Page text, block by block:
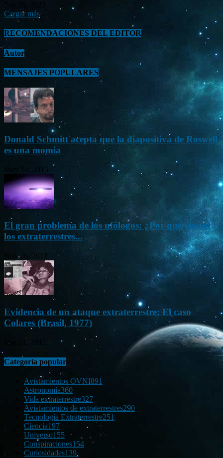
Sep 26, 2023
Cargar más
RECOMENDACIONES DEL EDITOR
Autor
MENSAJES POPULARES
Donald Schmitt acepta que la diapositiva de Roswell
es una momia
May 14, 2015
El gran problema de los ufólogos: ¿Por qué vienen
los extraterrestres...
Nov 26, 2012
Evidencia de un ataque extraterrestre: El caso
Colares (Brasil, 1977)
Ene 21, 2012
Categoría popular
Avistamientos OVNI891
Astronomía360
Vida extraterrestre327
Avistamientos de extraterrestres290
Tecnología Extraterrestre251
Ciencia197
Universo155
Conspiraciones154
Curiosidades139